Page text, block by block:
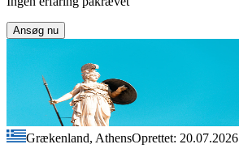
Ansøg nu
Grækenland, AthensOprettet: 20.07.2026